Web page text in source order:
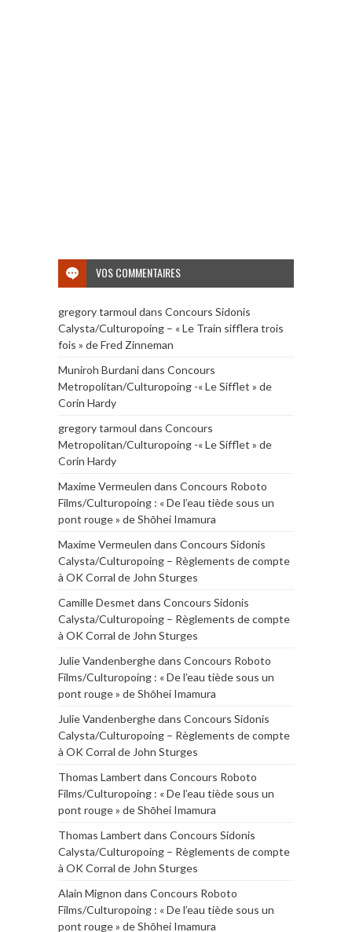
VOS COMMENTAIRES
gregory tarmoul dans Concours Sidonis
Calysta/Culturopoing – « Le Train sifflera trois
fois » de Fred Zinneman
Muniroh Burdanidans Concours
Metropolitan/Culturopoing -« Le Sifflet » de
Corin Hardy
gregory tarmoul dans Concours
Metropolitan/Culturopoing -« Le Sifflet » de
Corin Hardy
Maxime Vermeulen dans Concours Roboto
Films/Culturopoing : « De l’eau tiède sous un
pont rouge » de Shōhei Imamura
Maxime Vermeulen dans Concours Sidonis
Calysta/Culturopoing – Règlements de compte
à OK Corral de John Sturges
Camille Desmet dans Concours Sidonis
Calysta/Culturopoing – Règlements de compte
à OK Corral de John Sturges
Julie Vandenberghedans Concours Roboto
Films/Culturopoing : « De l’eau tiède sous un
pont rouge » de Shōhei Imamura
Julie Vandenberghedans Concours Sidonis
Calysta/Culturopoing – Règlements de compte
à OK Corral de John Sturges
Thomas Lambert dans Concours Roboto
Films/Culturopoing : « De l’eau tiède sous un
pont rouge » de Shōhei Imamura
Thomas Lambert dans Concours Sidonis
Calysta/Culturopoing – Règlements de compte
à OK Corral de John Sturges
Alain Mignon dans Concours Roboto
Films/Culturopoing : « De l’eau tiède sous un
pont rouge » de Shōhei Imamura